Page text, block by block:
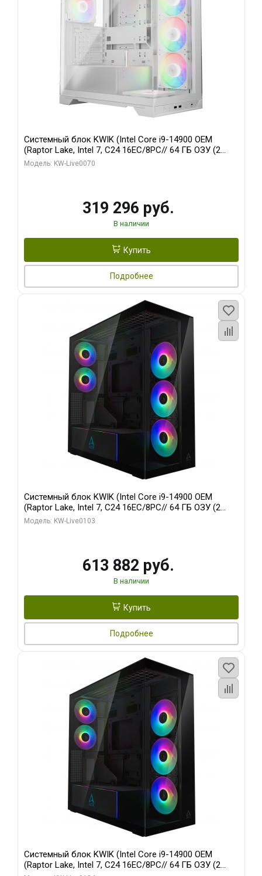
Системный блок KWIK (Intel Core i9-14900 OEM
(Raptor Lake, Intel 7, C24 16EC/8PC// 64 ГБ ОЗУ (2
модуля)/ Gigabyte RTX5080 XTREME WATERFORCE
Модель: KW-Live0070
319 296 руб.
В наличии
Купить
Подробнее
Системный блок KWIK (Intel Core i9-14900 OEM
(Raptor Lake, Intel 7, C24 16EC/8PC// 64 ГБ ОЗУ (2
модуля)/ Afox RTX4090 24GB GDDR6X 384-Bit 3xDP
Модель: KW-Live0103
613 882 руб.
В наличии
Купить
Подробнее
Системный блок KWIK (Intel Core i9-14900 OEM
(Raptor Lake, Intel 7, C24 16EC/8PC// 64 ГБ ОЗУ (2